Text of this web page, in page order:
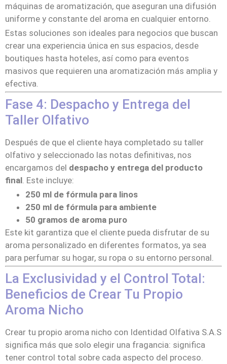
máquinas de aromatización, que aseguran una difusión
uniforme y constante del aroma en cualquier entorno.
Estas soluciones son ideales para negocios que buscan
crear una experiencia única en sus espacios, desde
boutiques hasta hoteles, así como para eventos
masivos que requieren una aromatización más amplia y
efectiva.
Fase 4: Despacho y Entrega del
Taller Olfativo
Después de que el cliente haya completado su taller
olfativo y seleccionado las notas definitivas, nos
encargamos del despacho y entrega del producto
final . Este incluye:
250 ml de fórmula para linos
250 ml de fórmula para ambiente
50 gramos de aroma puro
Este kit garantiza que el cliente pueda disfrutar de su
aroma personalizado en diferentes formatos, ya sea
para perfumar su hogar, su ropa o su entorno personal.
La Exclusividad y el Control Total:
Beneficios de Crear Tu Propio
Aroma Nicho
Crear tu propio aroma nicho con Identidad Olfativa S.A.S
significa más que solo elegir una fragancia: significa
tener control total sobre cada aspecto del proceso.